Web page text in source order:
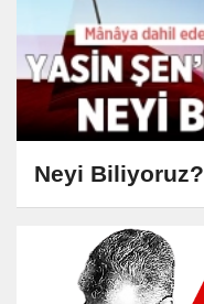
Neyi Biliyoruz?